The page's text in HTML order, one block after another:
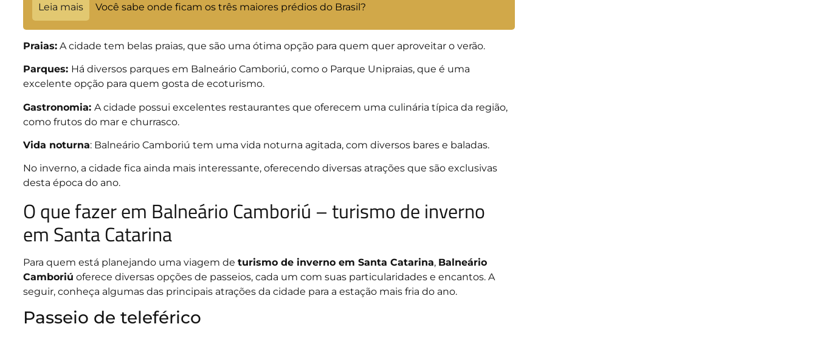
Leia mais Você sabe onde ficam os três maiores prédios do Brasil?
Praias: A cidade tem belas praias, que são uma ótima opção para quem quer aproveitar o verão.
Parques: Há diversos parques em Balneário Camboriú, como o Parque Unipraias, que é uma
excelente opção para quem gosta de ecoturismo.
Gastronomia: A cidade possui excelentes restaurantes que oferecem uma culinária típica da região,
como frutos do mar e churrasco.
Vida noturna: Balneário Camboriú tem uma vida noturna agitada, com diversos bares e baladas.
No inverno, a cidade fica ainda mais interessante, oferecendo diversas atrações que são exclusivas
desta época do ano.
O que fazer em Balneário Camboriú – turismo de inverno
em Santa Catarina
Para quem está planejando uma viagem de turismo de inverno em Santa Catarina, Balneário
Camboriú oferece diversas opções de passeios, cada um com suas particularidades e encantos. A
seguir, conheça algumas das principais atrações da cidade para a estação mais fria do ano.
Passeio de teleférico